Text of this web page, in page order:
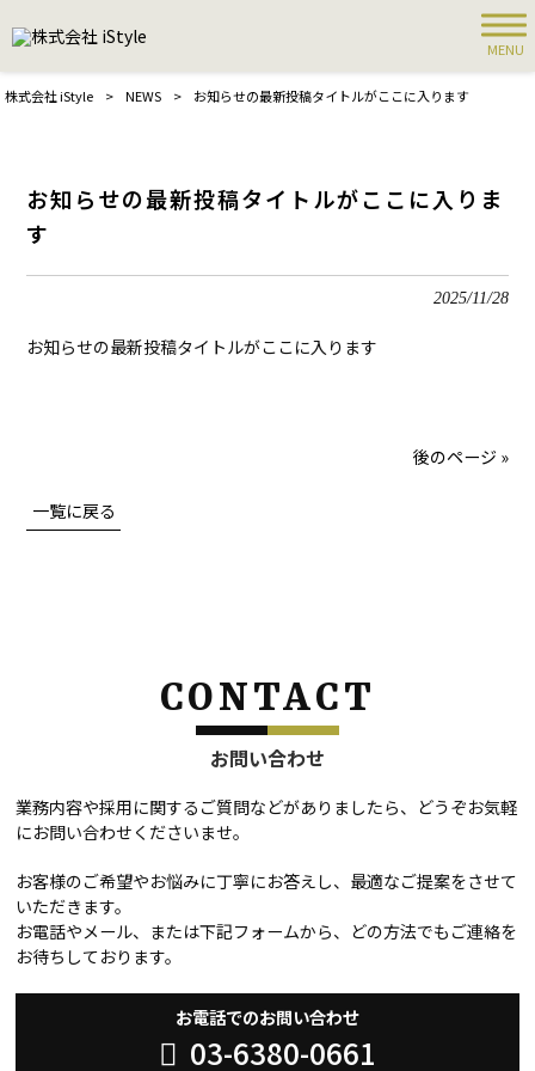
MENU
株式会社 iStyle > NEWS > お知らせの最新投稿タイトルがここに入ります
お知らせの最新投稿タイトルがここに入りま
す
2025/11/28
お知らせの最新投稿タイトルがここに入ります
後のページ »
一覧に戻る
CONTACT
お問い合わせ
業務内容や採用に関するご質問などがありましたら、どうぞお気軽
にお問い合わせくださいませ。
お客様のご希望やお悩みに丁寧にお答えし、最適なご提案をさせて
いただきます。
お電話やメール、または下記フォームから、どの方法でもご連絡を
お待ちしております。
お電話でのお問い合わせ
03-6380-0661